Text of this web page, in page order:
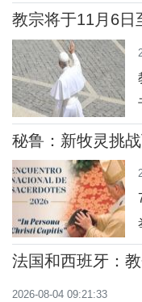
教宗将于11月6日
廷和秘鲁
秘鲁：新牧灵挑
同
法国和西班牙：
2026-08-04 09:21:33